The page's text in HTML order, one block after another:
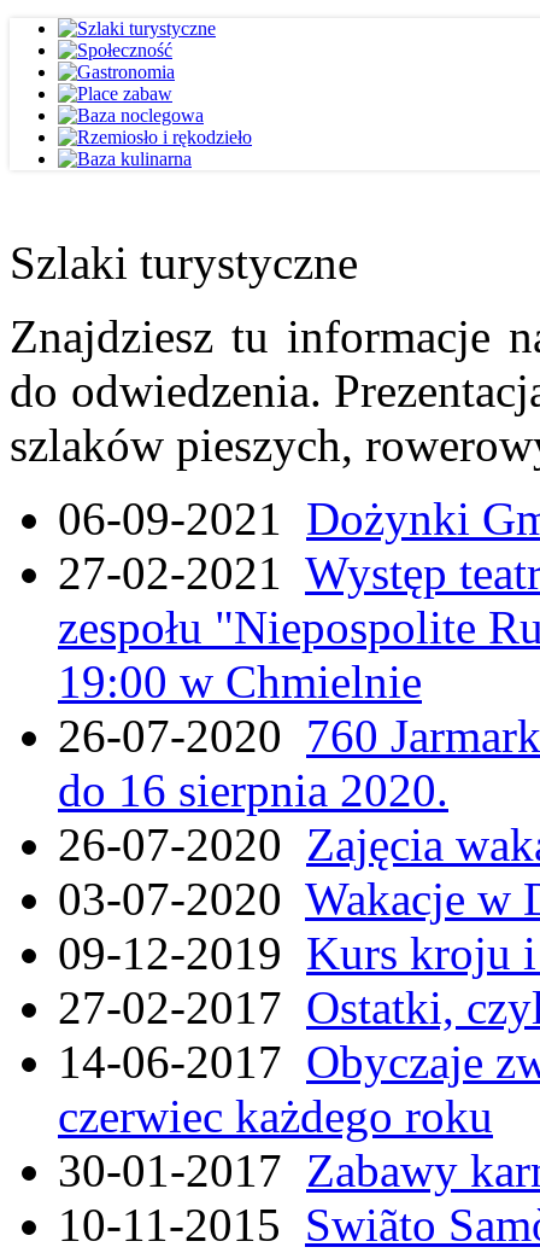
Szlaki turystyczne
Znajdziesz tu informacje
do odwiedzenia.
szlaków pieszych,
06-09-2021 Dożynki
27-02-2021 Występ
zespołu "Niepospolite
19:00 w Chmielnie
26-07-2020 760
do 16 sierpnia 2020.
26-07-2020 Zajęcia
03-07-2020 Wakacje w
09-12-2019 Kurs kroju i
27-02-2017 Ostatki,
14-06-2017 Obyczaje
czerwiec każdego roku
30-01-2017 Zabawy
10-11-2015 Swiãto